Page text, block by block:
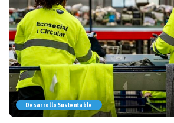
Desarrollo Sustentable